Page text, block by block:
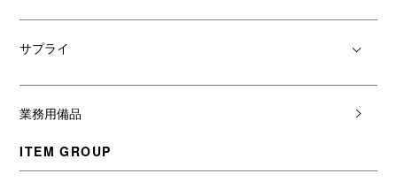
サプライ
業務用備品
ITEM GROUP